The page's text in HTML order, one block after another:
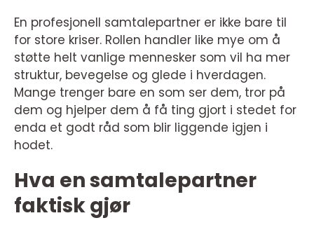
En profesjonell samtalepartner er ikke bare til
for store kriser. Rollen handler like mye om å
støtte helt vanlige mennesker som vil ha mer
struktur, bevegelse og glede i hverdagen.
Mange trenger bare en som ser dem, tror på
dem og hjelper dem å få ting gjort i stedet for
enda et godt råd som blir liggende igjen i
hodet.
Hva en samtalepartner
faktisk gjør